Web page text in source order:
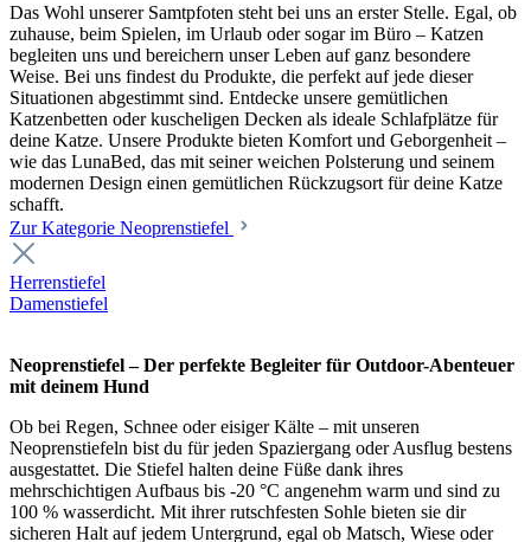
Das Wohl unserer Samtpfoten steht bei uns an erster Stelle. Egal, ob
zuhause, beim Spielen, im Urlaub oder sogar im Büro – Katzen
begleiten uns und bereichern unser Leben auf ganz besondere
Weise. Bei uns findest du Produkte, die perfekt auf jede dieser
Situationen abgestimmt sind. Entdecke unsere gemütlichen
Katzenbetten oder kuscheligen Decken als ideale Schlafplätze für
deine Katze. Unsere Produkte bieten Komfort und Geborgenheit –
wie das LunaBed, das mit seiner weichen Polsterung und seinem
modernen Design einen gemütlichen Rückzugsort für deine Katze
schafft.
Zur Kategorie Neoprenstiefel
Herrenstiefel
Damenstiefel
Neoprenstiefel – Der perfekte Begleiter für Outdoor-Abenteuer
mit deinem Hund
Ob bei Regen, Schnee oder eisiger Kälte – mit unseren
Neoprenstiefeln bist du für jeden Spaziergang oder Ausflug bestens
ausgestattet. Die Stiefel halten deine Füße dank ihres
mehrschichtigen Aufbaus bis -20 °C angenehm warm und sind zu
100 % wasserdicht. Mit ihrer rutschfesten Sohle bieten sie dir
sicheren Halt auf jedem Untergrund, egal ob Matsch, Wiese oder